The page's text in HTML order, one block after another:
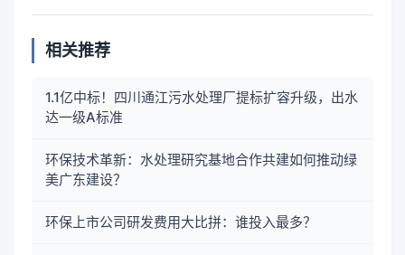
相关推荐
1.1亿中标！四川通江污水处理厂提标扩容升级，出水
达一级A标准
环保技术革新：水处理研究基地合作共建如何推动绿
美广东建设？
环保上市公司研发费用大比拼：谁投入最多？